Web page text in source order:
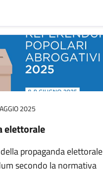
2025
elettorale
propaganda elettorale
secondo la normativa